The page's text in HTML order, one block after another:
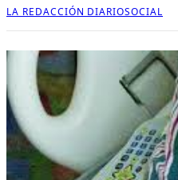
LA REDACCIÓN DIARIOSOCIAL